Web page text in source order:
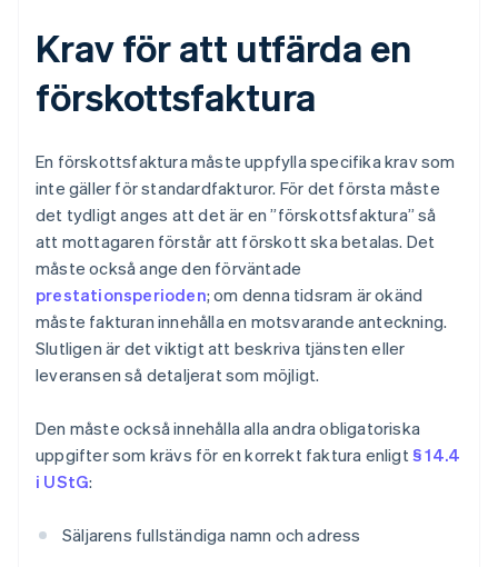
Krav för att utfärda en
förskottsfaktura
En förskottsfaktura måste uppfylla specifika krav som
inte gäller för standardfakturor. För det första måste
det tydligt anges att det är en ”förskottsfaktura” så
att mottagaren förstår att förskott ska betalas. Det
måste också ange den förväntade
prestationsperioden; om denna tidsram är okänd
måste fakturan innehålla en motsvarande anteckning.
Slutligen är det viktigt att beskriva tjänsten eller
leveransen så detaljerat som möjligt.
Den måste också innehålla alla andra obligatoriska
uppgifter som krävs för en korrekt faktura enligt§ 14.4
i UStG:
Säljarens fullständiga namn och adress